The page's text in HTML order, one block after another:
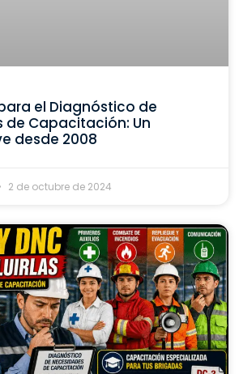
el Diagnóstico de
de Capacitación: Un
desde 2008
2 de octubre de 2024